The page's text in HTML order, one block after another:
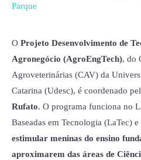
Parque
O Projeto Desenvolvimento de
Agronegócio (AgroEngTech), do
Agroveterinárias (CAV) da
Catarina (Udesc), é coordenado
Rufato. O programa funciona no
Baseadas em Tecnologia (LaTec)
estimular meninas do ensino
aproximarem das áreas de